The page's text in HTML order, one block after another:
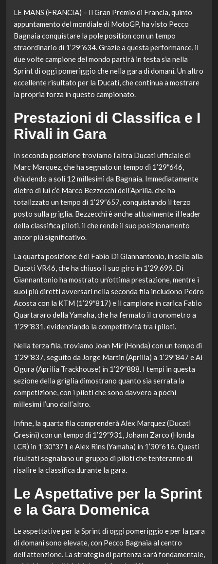
LE MANS (FRANCIA) – Il Gran Premio di Francia, quinto
appuntamento del mondiale di MotoGP, ha visto Pecco
Bagnaia conquistare la pole position con un tempo
straordinario di 1’29″634. Grazie a questa performance, il
due volte campione del mondo partirà in testa sia nella
Sprint di oggi pomeriggio che nella gara di domani. Un altro
eccellente risultato per la Ducati, che continua a mostrare
la propria forza in questo campionato.
Prestazioni di Classifica e I
Rivali in Gara
In seconda posizione troviamo l’altra Ducati ufficiale di
Marc Marquez, che ha segnato un tempo di 1’29″646,
chiudendo a soli 12 millesimi da Bagnaia. Immediatamente
dietro di lui c’è Marco Bezzecchi dell’Aprilia, che ha
totalizzato un tempo di 1’29″657, conquistando il terzo
posto sulla griglia. Bezzecchi è anche attualmente il leader
della classifica piloti, il che rende il suo posizionamento
ancor più significativo.
La quarta posizione è di Fabio Di Giannantonio, in sella alla
Ducati VR46, che ha chiuso il suo giro in 1’29.699. Di
Giannantonio ha mostrato un’ottima prestazione, mentre i
suoi più diretti avversari nella seconda fila includono Pedro
Acosta con la KTM (1’29″817) e il campione in carica Fabio
Quartararo della Yamaha, che ha fermato il cronometro a
1’29″831, evidenziando la competitività tra i piloti.
Nella terza fila, troviamo Joan Mir (Honda) con un tempo di
1’29″837, seguito da Jorge Martin (Aprilia) a 1’29″847 e Ai
Ogura (Aprilia Trackhouse) in 1’29″888. I tempi in questa
sezione della griglia dimostrano quanto sia serrata la
competizione, con i piloti che sono davvero a pochi
millesimi l’uno dall’altro.
Infine, la quarta fila comprenderà Alex Marquez (Ducati
Gresini) con un tempo di 1’29″931, Johann Zarco (Honda
LCR) in 1’30″371 e Alex Rins (Yamaha) in 1’30″616. Questi
risultati segnalano un gruppo di piloti che tenteranno di
risalire la classifica durante la gara.
Le Aspettative per la Sprint
e la Gara Domenica
Le aspettative per la Sprint di oggi pomeriggio e per la gara
di domani sono elevate, con Pecco Bagnaia al centro
dell’attenzione. La strategia di partenza sarà fondamentale,